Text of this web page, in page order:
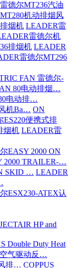
德尔MT236汽油
机动排烟风
烟机 LEADER雷
雷德尔机
排烟机 LEADER
雷德尔MT296
FAN 雷德尔-
80电动排烟…
电动排…
机Ba… ON
便携式排
烟机 LEADER雷
EASY 2000 ON
2000 TRAILER-…
SKID … LEADER
ESX230-ATEX认
HP and
Double Duty Heat
空气驱动反…
排… COPPUS